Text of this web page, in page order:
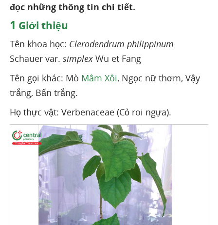
đọc những thông tin chi tiết.
1 Giới thiệu
Tên khoa học: Clerodendrum philippinum
Schauer var. simplex Wu et Fang
Tên gọi khác: Mò Mâm Xôi, Ngọc nữ thơm, Vậy
trắng, Bấn trắng.
Họ thực vật: Verbenaceae (Cỏ roi ngựa).